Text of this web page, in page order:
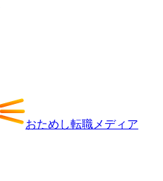
おためし転職メディア